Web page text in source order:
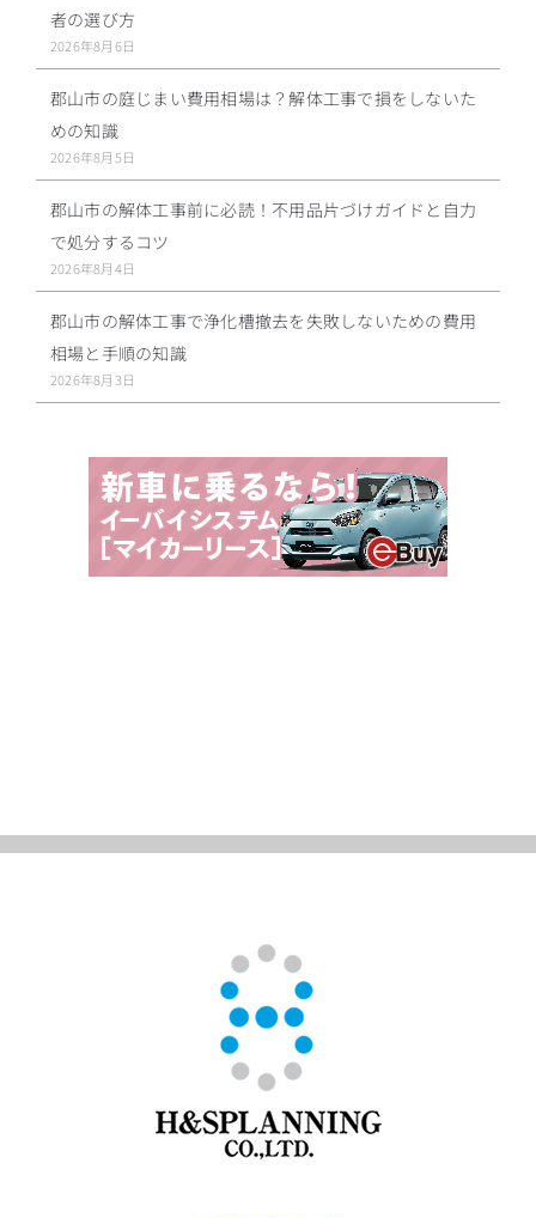
者の選び方
2026年8月6日
郡山市の庭じまい費用相場は？解体工事で損をしないた
めの知識
2026年8月5日
郡山市の解体工事前に必読！不用品片づけガイドと自力
で処分するコツ
2026年8月4日
郡山市の解体工事で浄化槽撤去を失敗しないための費用
相場と手順の知識
2026年8月3日